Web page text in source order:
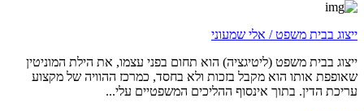
ייצוג בבית משפט / אלי שמעוני
ייצוג בבית משפט (ליטיגציה) הוא תחום בפני עצמו, את הילת המוניטין
שאופפת אותו הוא מקבל בזכות ולא בחסד, כמרכז ההוויה של מקצוע
עריכת הדין. בתוך אינסוף ההליכים המשפטיים עלי...